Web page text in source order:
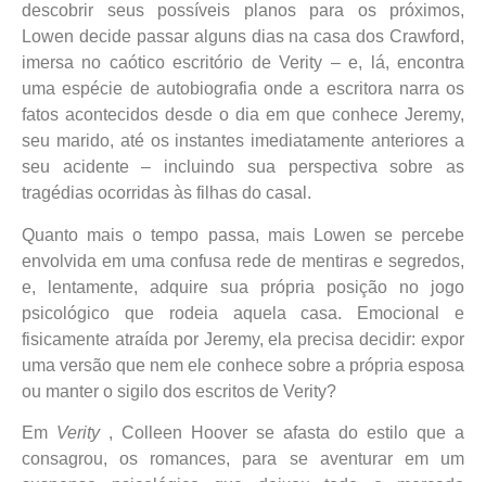
descobrir seus possíveis planos para os próximos,
Lowen decide passar alguns dias na casa dos Crawford,
imersa no caótico escritório de Verity – e, lá, encontra
uma espécie de autobiografia onde a escritora narra os
fatos acontecidos desde o dia em que conhece Jeremy,
seu marido, até os instantes imediatamente anteriores a
seu acidente – incluindo sua perspectiva sobre as
tragédias ocorridas às filhas do casal.
Quanto mais o tempo passa, mais Lowen se percebe
envolvida em uma confusa rede de mentiras e segredos,
e, lentamente, adquire sua própria posição no jogo
psicológico que rodeia aquela casa. Emocional e
fisicamente atraída por Jeremy, ela precisa decidir: expor
uma versão que nem ele conhece sobre a própria esposa
ou manter o sigilo dos escritos de Verity?
Em Verity, Colleen Hoover se afasta do estilo que a
consagrou, os romances, para se aventurar em um